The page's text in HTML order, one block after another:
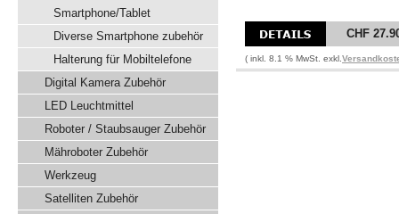
Smartphone/Tablet
Diverse Smartphone zubehör
Halterung für Mobiltelefone
Digital Kamera Zubehör
LED Leuchtmittel
Roboter / Staubsauger Zubehör
Mähroboter Zubehör
Werkzeug
Satelliten Zubehör
CHF
( inkl. 8.1 % MwSt. exkl.